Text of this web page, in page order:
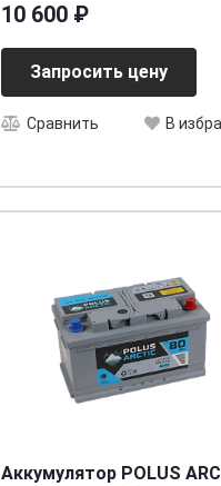
10 600 ₽
Запросить цену
Сравнить В
Аккумулятор POLUS